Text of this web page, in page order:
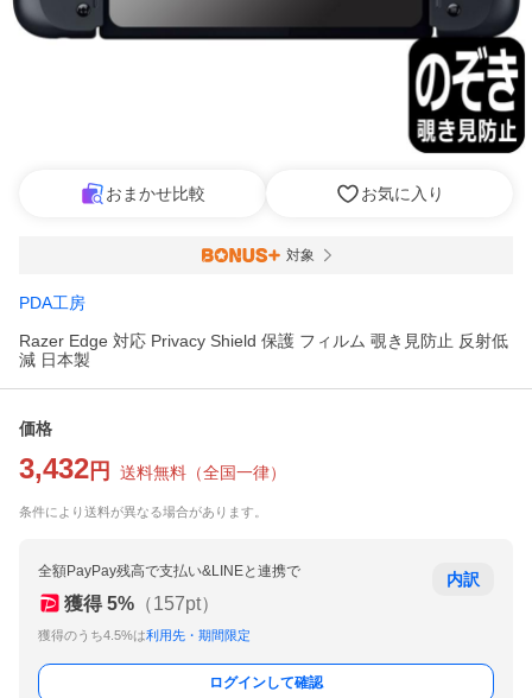
おまかせ比較 お気に入り
対象
PDA工房
Razer Edge 対応 Privacy Shield 保護 フィルム 覗き見防止 反射低
減 日本製
価格
3,432 円 送料無料 （全国一律）
条件により送料が異なる場合があります。
全額PayPay残高で支払い&LINEと連携で
獲得 5% （157pt）
獲得のうち4.5%は利用先・期間限定
内訳
ログインして確認